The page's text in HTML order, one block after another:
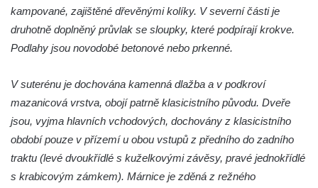
kampované, zajištěné dřevěnými kolíky. V severní části je
druhotně doplněný průvlak se sloupky, které podpírají krokve.
Podlahy jsou novodobé betonové nebo prkenné.
V suterénu je dochována kamenná dlažba a v podkroví
mazanicová vrstva, obojí patrně klasicistního původu. Dveře
jsou, vyjma hlavních vchodových, dochovány z klasicistního
období pouze v přízemí u obou vstupů z předního do zadního
traktu (levé dvoukřídlé s kuželkovými závěsy, pravé jednokřídlé
s krabicovým zámkem). Márnice je zděná z režného